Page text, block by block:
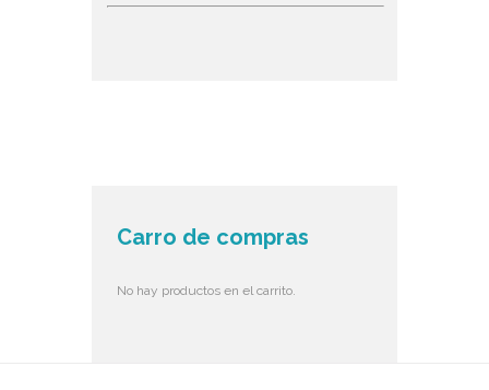
Carro de compras
No hay productos en el carrito.